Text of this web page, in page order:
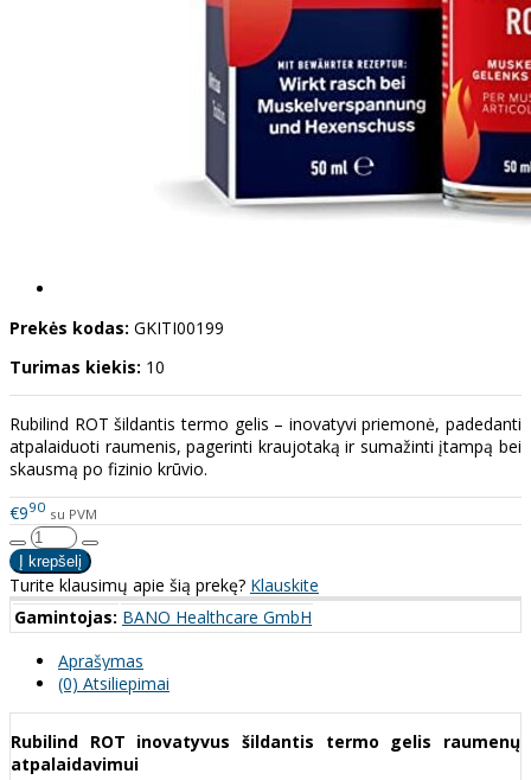
Prekės kodas: GKITI00199
Turimas kiekis: 10
Rubilind ROT šildantis termo gelis – inovatyvi priemonė, padedanti
atpalaiduoti raumenis, pagerinti kraujotaką ir sumažinti įtampą bei
skausmą po fizinio krūvio.
€990 su PVM
Turite klausimų apie šią prekę? Klauskite
Gamintojas: BANO Healthcare GmbH
Aprašymas
(0) Atsiliepimai
Rubilind ROT inovatyvus šildantis termo gelis raumenų
atpalaidavimui